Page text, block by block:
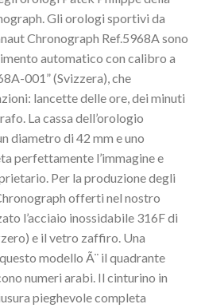
Gli orologi sportivi da
Chronograph Ref.5968A sono
automatico con calibro a
001” (Svizzera), che
lancette delle ore, dei minuti
La cassa dell’orologio
diametro di 42 mm e uno
perfettamente l’immagine e
Per la produzione degli
offerti nel nostro
l’acciaio inossidabile 316F di
e il vetro zaffiro. Una
modello Ã¨ il quadrante
numeri arabi. Il cinturino in
pieghevole completa